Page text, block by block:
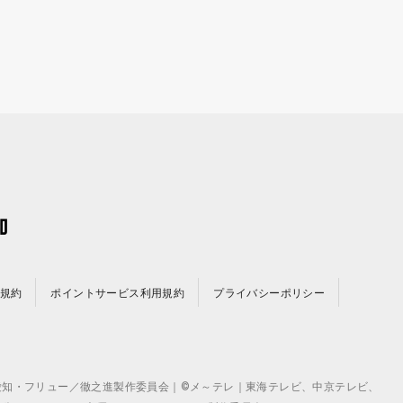
約 ポイントサービス利用規約 プライバシーポリシー
フリュー／徹之進製作委員会｜©メ～テレ｜東海テレビ、中京テレビ、